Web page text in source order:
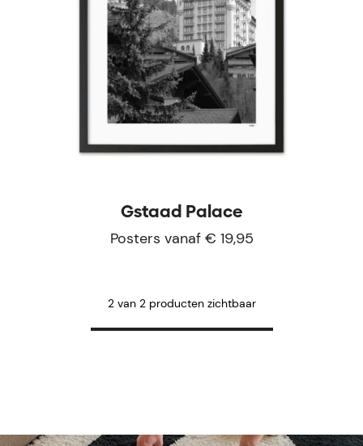
Gstaad Palace
Posters vanaf € 19,95
2 van 2 producten zichtbaar